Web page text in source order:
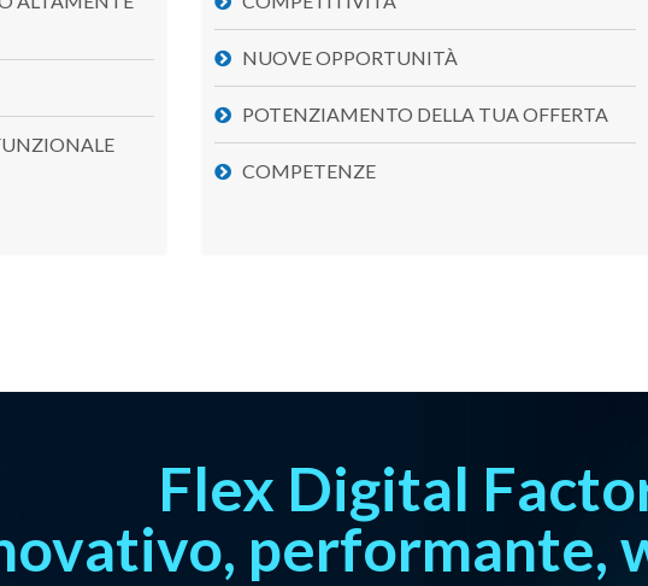
NUOVE OPPORTUNITÀ
POTENZIAMENTO DELLA TUA OFFERTA
COMPETENZE
Flex Digital
performante,